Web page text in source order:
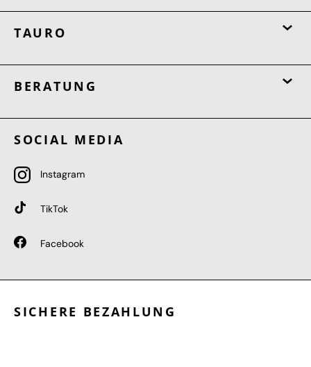
TAURO
BERATUNG
SOCIAL MEDIA
Instagram
TikTok
Facebook
SICHERE BEZAHLUNG